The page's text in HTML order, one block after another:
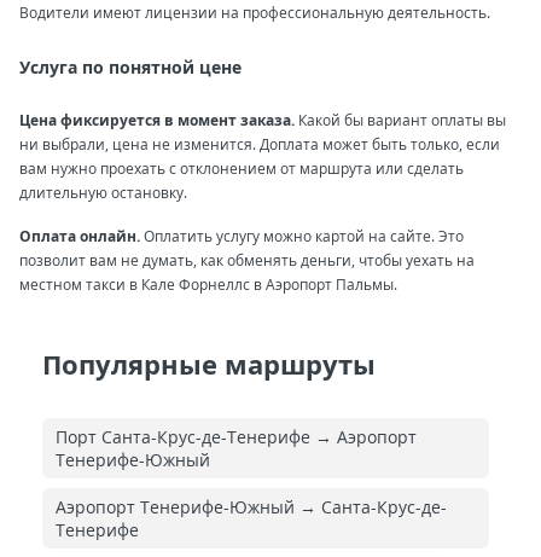
Водители имеют лицензии на профессиональную деятельность.
Услуга по понятной цене
Цена фиксируется в момент заказа. Какой бы вариант оплаты вы
ни выбрали, цена не изменится. Доплата может быть только, если
вам нужно проехать с отклонением от маршрута или сделать
длительную остановку.
Оплата онлайн.Оплатить услугу можно картой на сайте. Это
позволит вам не думать, как обменять деньги, чтобы уехать на
местном такси в Кале Форнеллс в Аэропорт Пальмы.
Популярные маршруты
Порт Санта-Крус-де-Тенерифе → Аэропорт
Тенерифе-Южный
Аэропорт Тенерифе-Южный → Санта-Крус-де-
Тенерифе